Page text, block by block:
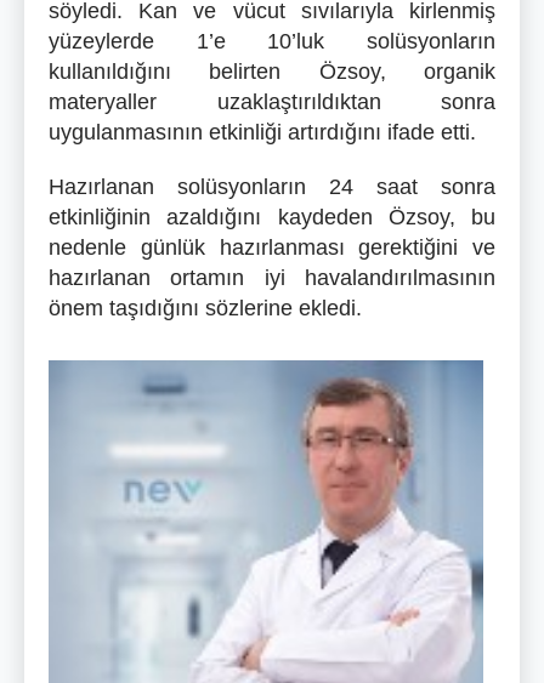
söyledi. Kan ve vücut sıvılarıyla kirlenmiş
yüzeylerde 1’e 10’luk solüsyonların
kullanıldığını belirten Özsoy, organik
materyaller uzaklaştırıldıktan sonra
uygulanmasının etkinliği artırdığını ifade etti.
Hazırlanan solüsyonların 24 saat sonra
etkinliğinin azaldığını kaydeden Özsoy, bu
nedenle günlük hazırlanması gerektiğini ve
hazırlanan ortamın iyi havalandırılmasının
önem taşıdığını sözlerine ekledi.